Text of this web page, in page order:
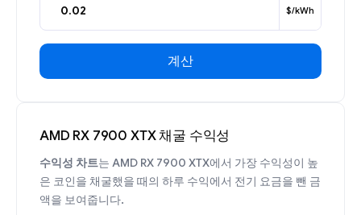
$/kWh
계산
AMD RX 7900 XTX 채굴 수익성
수익성 차트는 AMD RX 7900 XTX에서 가장 수익성이 높
은 코인을 채굴했을 때의 하루 수익에서 전기 요금을 뺀 금
액을 보여줍니다.